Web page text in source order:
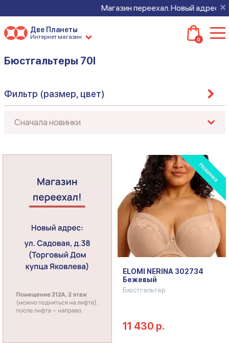
×
Магазин переехал. Новый адрес: ул. Садовая,
Две Планеты
Интернет магазин 0
Бюстгальтеры 70I
Фильтр (размер, цвет)
ELOMI NERINA 302734
Бежевый
Бюстгальтер
11 430 р.